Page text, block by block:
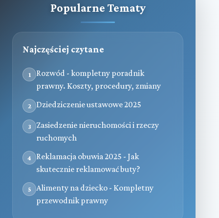
Popularne Tematy
Najczęściej czytane
1
Rozwód - kompletny poradnik
prawny. Koszty, procedury, zmiany
2 Dziedziczenie ustawowe 2025
3
Zasiedzenie nieruchomości i rzeczy
ruchomych
4
Reklamacja obuwia 2025 - Jak
skutecznie reklamować buty?
5
Alimenty na dziecko - Kompletny
przewodnik prawny